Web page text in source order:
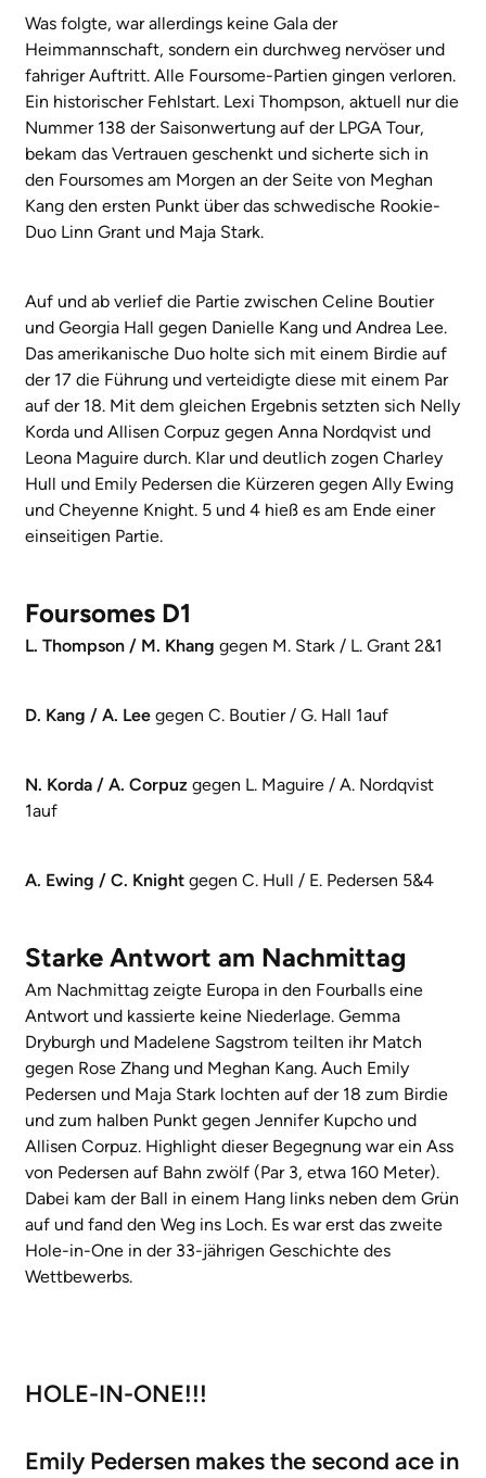
Was folgte, war allerdings keine Gala der
Heimmannschaft, sondern ein durchweg nervöser und
fahriger Auftritt. Alle Foursome-Partien gingen verloren.
Ein historischer Fehlstart. Lexi Thompson, aktuell nur die
Nummer 138 der Saisonwertung auf der LPGA Tour,
bekam das Vertrauen geschenkt und sicherte sich in
den Foursomes am Morgen an der Seite von Meghan
Kang den ersten Punkt über das schwedische Rookie-
Duo Linn Grant und Maja Stark.
Auf und ab verlief die Partie zwischen Celine Boutier
und Georgia Hall gegen Danielle Kang und Andrea Lee.
Das amerikanische Duo holte sich mit einem Birdie auf
der 17 die Führung und verteidigte diese mit einem Par
auf der 18. Mit dem gleichen Ergebnis setzten sich Nelly
Korda und Allisen Corpuz gegen Anna Nordqvist und
Leona Maguire durch. Klar und deutlich zogen Charley
Hull und Emily Pedersen die Kürzeren gegen Ally Ewing
und Cheyenne Knight. 5 und 4 hieß es am Ende einer
einseitigen Partie.
Foursomes D1
L. Thompson / M. Khang gegen M. Stark / L. Grant 2&1
D. Kang / A. Lee gegen C. Boutier / G. Hall 1auf
N. Korda / A. Corpuz gegen L. Maguire / A. Nordqvist
1auf
A. Ewing / C. Knight gegen C. Hull / E. Pedersen 5&4
Starke Antwort am Nachmittag
Am Nachmittag zeigte Europa in den Fourballs eine
Antwort und kassierte keine Niederlage. Gemma
Dryburgh und Madelene Sagstrom teilten ihr Match
gegen Rose Zhang und Meghan Kang. Auch Emily
Pedersen und Maja Stark lochten auf der 18 zum Birdie
und zum halben Punkt gegen Jennifer Kupcho und
Allisen Corpuz. Highlight dieser Begegnung war ein Ass
von Pedersen auf Bahn zwölf (Par 3, etwa 160 Meter).
Dabei kam der Ball in einem Hang links neben dem Grün
auf und fand den Weg ins Loch. Es war erst das zweite
Hole-in-One in der 33-jährigen Geschichte des
Wettbewerbs.
HOLE-IN-ONE!!!
Emily Pedersen makes the second ace in